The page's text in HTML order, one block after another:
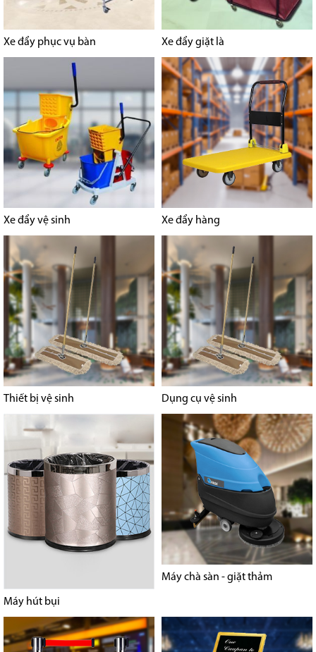
Xe đẩy phục vụ bàn Xe đẩy giặt là
Xe đẩy vệ sinh Xe đẩy hàng
Thiết bị vệ sinh Dụng cụ vệ sinh
Máy hút bụi
Máy chà sàn - giặt thảm